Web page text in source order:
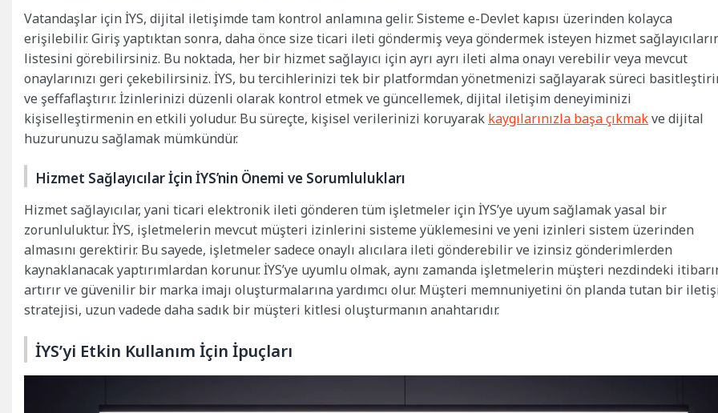
Vatandaşlar için İYS, dijital iletişimde tam kontrol anlamına gelir. Sisteme e-Devlet kapısı üzerinden kolayca
erişilebilir. Giriş yaptıktan sonra, daha önce size ticari ileti göndermiş veya göndermek isteyen hizmet
listesini görebilirsiniz. Bu noktada, her bir hizmet sağlayıcı için ayrı ayrı ileti alma onayı verebilir veya mevcut
onaylarınızı geri çekebilirsiniz. İYS, bu tercihlerinizi tek bir platformdan yönetmenizi sağlayarak süreci
ve şeffaflaştırır. İzinlerinizi düzenli olarak kontrol etmek ve güncellemek, dijital iletişim deneyiminizi
kişiselleştirmenin en etkili yoludur. Bu süreçte, kişisel verilerinizi koruyarak kaygılarınızla başa çıkmakve dijital
huzurunuzu sağlamak mümkündür.
Hizmet Sağlayıcılar İçin İYS’nin Önemi ve Sorumlulukları
Hizmet sağlayıcılar, yani ticari elektronik ileti gönderen tüm işletmeler için İYS’ye uyum sağlamak yasal bir
zorunluluktur. İYS, işletmelerin mevcut müşteri izinlerini sisteme yüklemesini ve yeni izinleri sistem üzerinden
almasını gerektirir. Bu sayede, işletmeler sadece onaylı alıcılara ileti gönderebilir ve izinsiz gönderimlerden
kaynaklanacak yaptırımlardan korunur. İYS’ye uyumlu olmak, aynı zamanda işletmelerin müşteri nezdindeki
artırır ve güvenilir bir marka imajı oluşturmalarına yardımcı olur. Müşteri memnuniyetini ön planda tutan bir
stratejisi, uzun vadede daha sadık bir müşteri kitlesi oluşturmanın anahtarıdır.
İYS’yi Etkin Kullanım İçin İpuçları